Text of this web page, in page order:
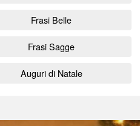
Frasi Belle
Frasi Sagge
Auguri di Natale